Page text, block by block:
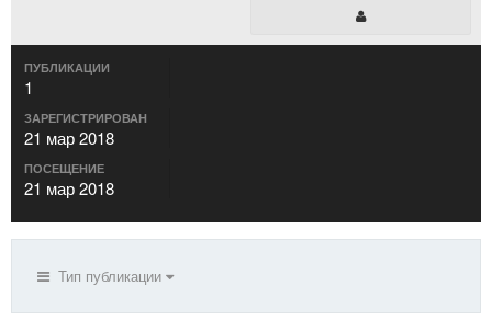
ПУБЛИКАЦИИ
1
ЗАРЕГИСТРИРОВАН
21 мар 2018
ПОСЕЩЕНИЕ
21 мар 2018
Тип публикации